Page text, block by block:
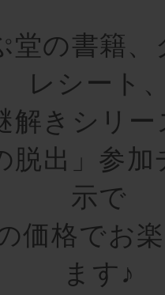
堂の書籍
レシート
解きシリ
脱出」参
示で
価格でお
ます♪